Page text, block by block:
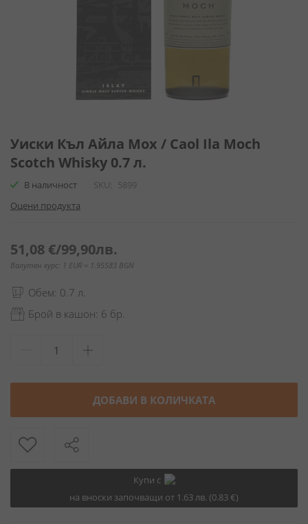
към
началото
на
галерия
снимки
Уиски Къл Айла Мох / Caol Ila Moch
Scotch Whisky 0.7 л.
В наличност SKU
5899
Оцени продукта
51,08 €/99,90лв.
Валутен курс: 1 EUR = 1.95583 BGN
Обем: 0.7 л.
Брой в кашон: 6 бр.
ДОБАВИ В КОЛИЧКАТА
Купи с
на вноски започващи от 1.63 лв. (0.83 €)